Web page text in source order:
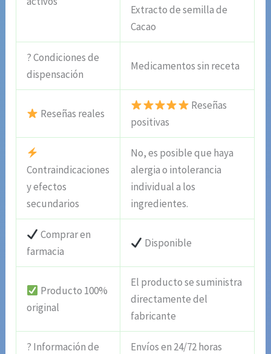
Extracto de semilla de
Cacao
? Condiciones de
dispensación
Medicamentos sin receta
Reseñas reales
Reseñas
positivas
Contraindicaciones
y efectos
secundarios
No, es posible que haya
alergia o intolerancia
individual a los
ingredientes.
Comprar en
farmacia
Disponible
Producto 100%
original
El producto se suministra
directamente del
fabricante
? Información de
Envíos en 24/72 horas